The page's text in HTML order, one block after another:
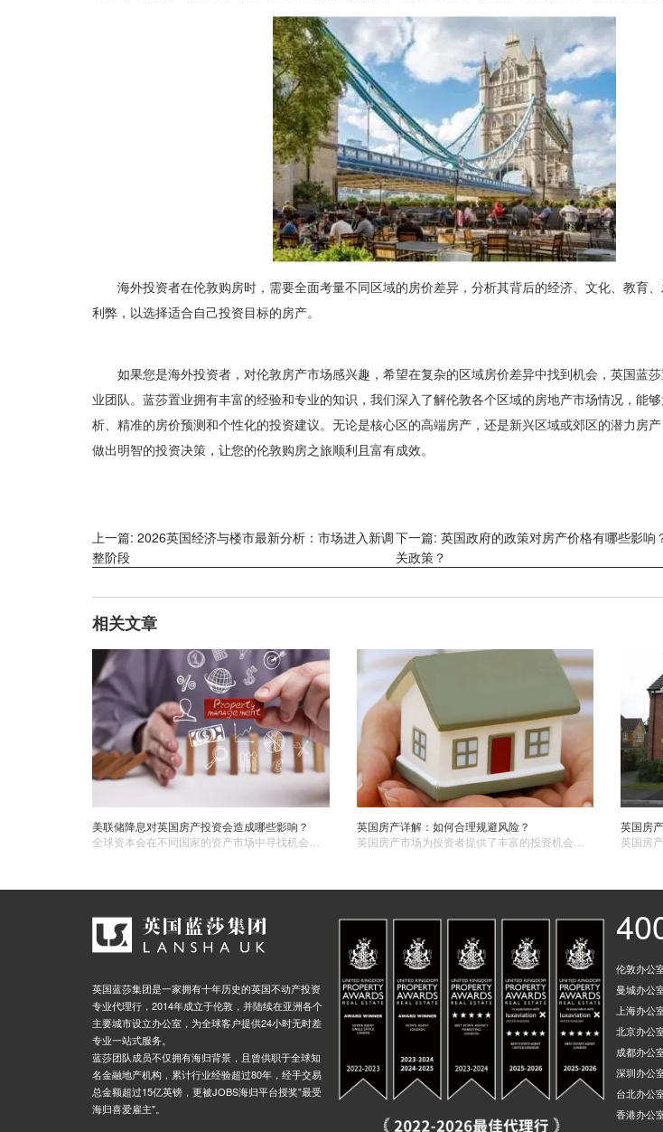
海外投资者在伦敦购房时，需要全面考量不同区域的房价差异，分析其背后的经济、文化、教育
利弊，以选择适合自己投资目标的房产。
如果您是海外投资者，对伦敦房产市场感兴趣，希望在复杂的区域房价差异中找到机会，英国蓝
业团队。蓝莎置业拥有丰富的经验和专业的知识，我们深入了解伦敦各个区域的房地产市场情况，能
析、精准的房价预测和个性化的投资建议。无论是核心区的高端房产，还是新兴区域或郊区的潜力房
做出明智的投资决策，让您的伦敦购房之旅顺利且富有成效。
上一篇: 2026英国经济与楼市最新分析：市场进入新调
整阶段
下一篇: 英国政府的政策对房产价格有哪些影响
关政策？
相关文章
美联储降息对英国房产投资会造成哪些影响？
英国房产详解：如何合理规避风险？
英国蓝莎集团是一家拥有十年历史的英国不动产投资
专业代理行，2014年成立于伦敦，并陆续在亚洲各个
主要城市设立办公室，为全球客户提供24小时无时差
专业一站式服务。
蓝莎团队成员不仅拥有海归背景，且曾供职于全球知
名金融地产机构，累计行业经验超过80年，经手交易
总金额超过15亿英镑，更被JOBS海归平台授奖"最受
海归喜爱雇主"。
伦敦办公
曼城办公
上海办公
北京办公
成都办公
深圳办公
台北办公
香港办公